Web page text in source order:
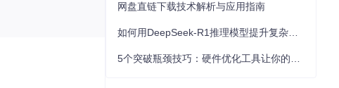
网盘直链下载技术解析与应用指南